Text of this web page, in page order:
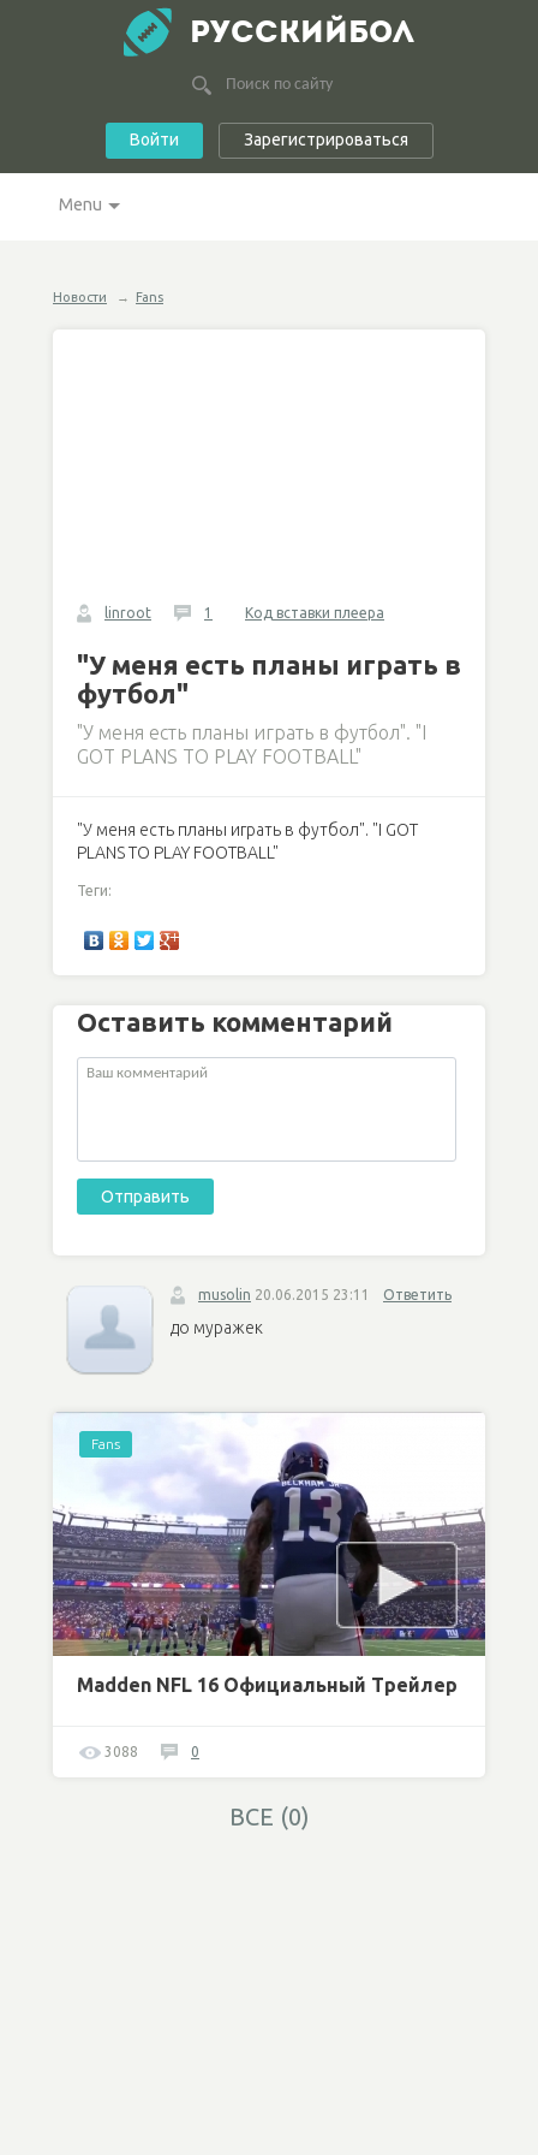
РУССКИЙБОЛ
Войти Зарегистрироваться
Menu
Новости → Fans
linroot 1 Код вставки плеера
"У меня есть планы играть в
футбол"
"У меня есть планы играть в футбол". "I
GOT PLANS TO PLAY FOOTBALL"
"У меня есть планы играть в футбол". "I GOT
PLANS TO PLAY FOOTBALL"
Теги:
Оставить комментарий
musolin 20.06.2015 23:11 Ответить
до муражек
Fans
Madden NFL 16 Официальный Трейлер
3088 0
ВСЕ (0)